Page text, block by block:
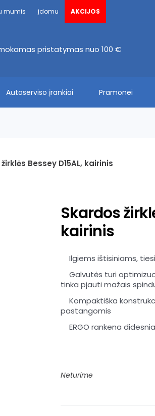
mumis Įdomu AKCIJOS
pristatymas nuo 100 €
Autoserviso įrankiai Pramonei
Bessey D15AL, kairinis
Skardos
kairinis
Ilgiems ištisiniams,
Galvutės turi
tinka pjauti mažais
Kompaktiška
pastangomis
ERGO rankena
Neturime